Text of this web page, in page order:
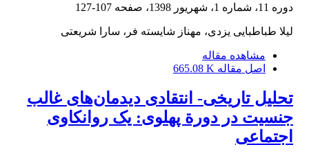
دوره 11، شماره 1، شهریور 1398، صفحه 107-127
لیلا طباطبایی یزدی، مهناز شایسته فر، سارا شریعتی
مشاهده مقاله
اصل مقاله 665.08 K
تحلیل تاریخی- انتقادی دیدمان‌های غالب
جنسیت در دورة پهلوی: یک روانکاوی
اجتماعی